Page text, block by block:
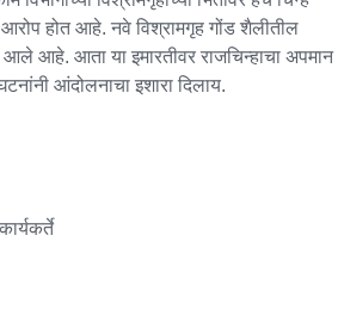
होत आहे. नवे विश्रामगृह गोंड शैलीतील
आले आहे. आता या इमारतीवर राजचिन्हाचा अपमान
आंदोलनाचा इशारा दिलाय.